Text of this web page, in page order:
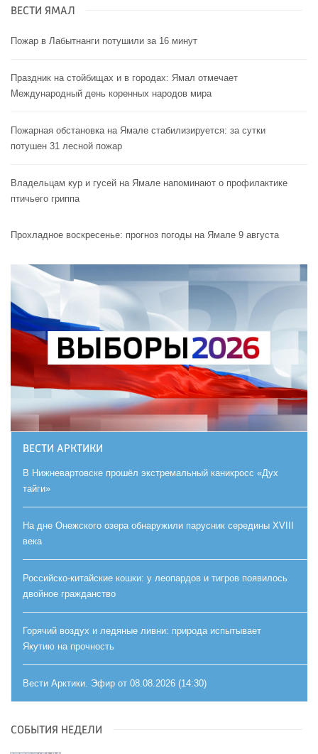
ВЕСТИ ЯМАЛ
Пожар в Лабытнанги потушили за 16 минут
Праздник на стойбищах и в городах: Ямал отмечает
Международный день коренных народов мира
Пожарная обстановка на Ямале стабилизируется: за сутки
потушен 31 лесной пожар
Владельцам кур и гусей на Ямале напоминают o профилактике
птичьего гриппа
Прохладное воскресенье: прогноз погоды на Ямале 9 августа
ВЕСТИ АРКТИКИ
В Нижневартовске прошёл экстремальный каникросс «Дух
тайги»
На дне Онежского озера обнаружили парусник середины XVIII
века
Российско-китайские кошки: у леопардов и тигров появилось
двойное гражданство
Горячий воздух и ледяные ливни: природа испытывает
Якутию на прочность
Вести Арктики. Эфир от 08.08.2026 (14:30)
СОБЫТИЯ НЕДЕЛИ